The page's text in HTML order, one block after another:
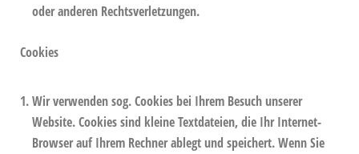
oder anderen Rechtsverletzungen.
Cookies
Wir verwenden sog. Cookies bei Ihrem Besuch unserer
Website. Cookies sind kleine Textdateien, die Ihr Internet-
Browser auf Ihrem Rechner ablegt und speichert. Wenn Sie